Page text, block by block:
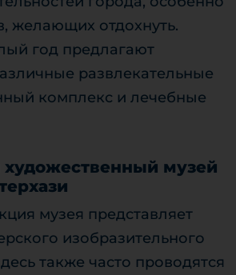
желающих отдохнуть.
год предлагают
развлекательные
комплекс и лечебные
художественный музей
музея представляет
изобразительного
также часто проводятся